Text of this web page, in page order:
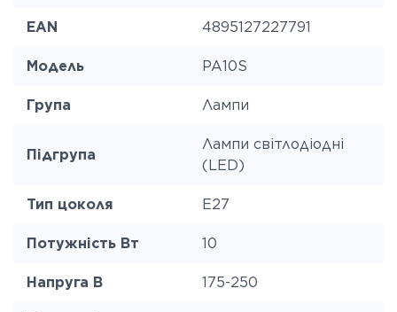
EAN 4895127227791
Модель PA10S
Група Лампи
Підгрупа
Лампи світлодіодні
(LED)
Тип цоколя E27
Потужність Вт 10
Напруга В 175-250